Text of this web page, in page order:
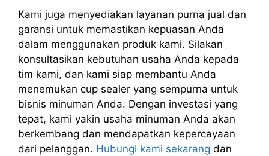
Kami juga menyediakan layanan purna jual dan
garansi untuk memastikan kepuasan Anda
dalam menggunakan produk kami. Silakan
konsultasikan kebutuhan usaha Anda kepada
tim kami, dan kami siap membantu Anda
menemukan cup sealer yang sempurna untuk
bisnis minuman Anda. Dengan investasi yang
tepat, kami yakin usaha minuman Anda akan
berkembang dan mendapatkan kepercayaan
dari pelanggan. Hubungi kami sekarang dan